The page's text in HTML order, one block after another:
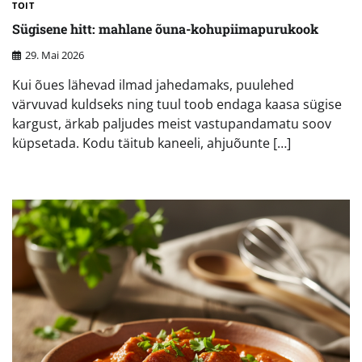
TOIT
Sügisene hitt: mahlane õuna-kohupiimapurukook
29. Mai 2026
Kui õues lähevad ilmad jahedamaks, puulehed
värvuvad kuldseks ning tuul toob endaga kaasa sügise
kargust, ärkab paljudes meist vastupandamatu soov
küpsetada. Kodu täitub kaneeli, ahjuõunte […]